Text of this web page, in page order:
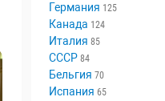
Германия 125
Канада 124
Италия 85
СССР 84
Бельгия 70
Испания 65